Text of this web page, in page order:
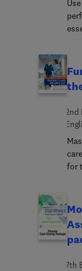
for
the
7th